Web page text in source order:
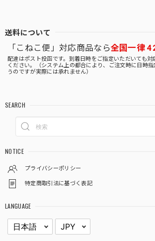
送料について
「こねこ便」対応商品なら全国一律
配達はポスト投函です。到着日時をご指定いただいても
ください。（システム上の都合により、ご注文時に日時
うのですが実際には承れません）
SEARCH
NOTICE
プライバシーポリシー
特定商取引法に基づく表記
LANGUAGE